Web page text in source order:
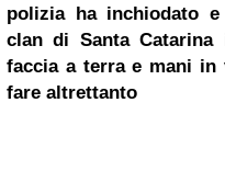
polizia ha inchiodato
clan di Santa
faccia a terra e mani in
fare altrettanto